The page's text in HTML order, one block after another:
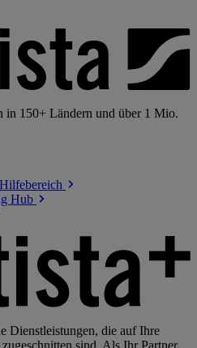
in 150+ Ländern und über 1 Mio.
Hilfebereich
Hub
Dienstleistungen, die auf Ihre
sind. Als Ihr Partner